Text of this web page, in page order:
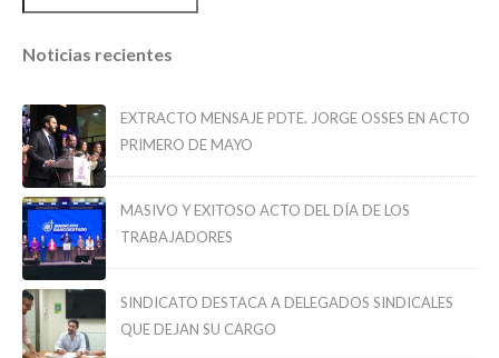
Noticias recientes
EXTRACTO MENSAJE PDTE. JORGE OSSES EN ACTO
PRIMERO DE MAYO
MASIVO Y EXITOSO ACTO DEL DÍA DE LOS
TRABAJADORES
SINDICATO DESTACA A DELEGADOS SINDICALES
QUE DEJAN SU CARGO